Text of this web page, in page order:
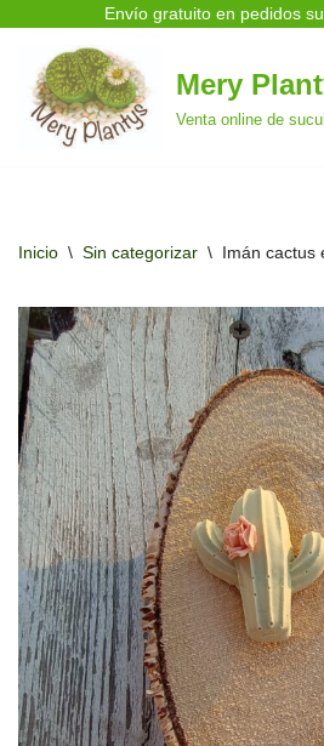
Envío gratuito en pedidos
Saltar
al
contenido
Mery
Venta online de
Inicio \ Sin categorizar \ Imán cactus